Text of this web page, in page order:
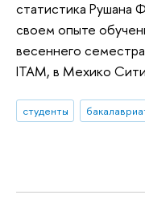
статистика Рушана
своем опыте
весеннего
ITAM, в Мехико Сити
студенты